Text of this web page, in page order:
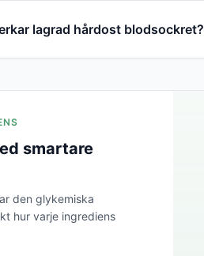
lagrad hårdost blodsockret?
smartare
den glykemiska
hur varje ingrediens